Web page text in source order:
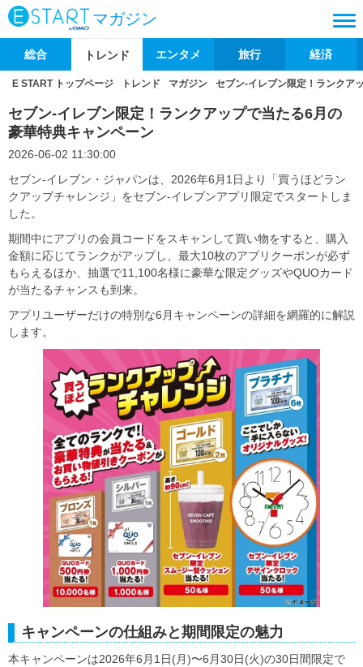
マガジン
総合 トレンド エンタメ 旅行 経済
E START トップページ トレンド マガジン セブン‐イレブン限定！ランクア
セブン‐イレブン限定！ランクアップで当たる6月の
豪華特典キャンペーン
2026-06-02 11:30:00
セブン‐イレブン・ジャパンは、2026年6月1日より「買うほどラン
クアップチャレンジ」をセブン‐イレブンアプリ限定でスタートしま
した。
期間中にアプリの会員コードをスキャンして買い物をすると、購入
金額に応じてランクがアップし、最大10枚のアプリクーポンが必ず
もらえるほか、抽選で11,100名様に豪華な限定グッズやQUOカード
が当たるチャンスも到来。
アプリユーザーだけの特別な6月キャンペーンの詳細を網羅的に解説
します。
キャンペーンの仕組みと期間限定の魅力
本キャンペーンは2026年6月1日(月)〜6月30日(火)の30日間限定で